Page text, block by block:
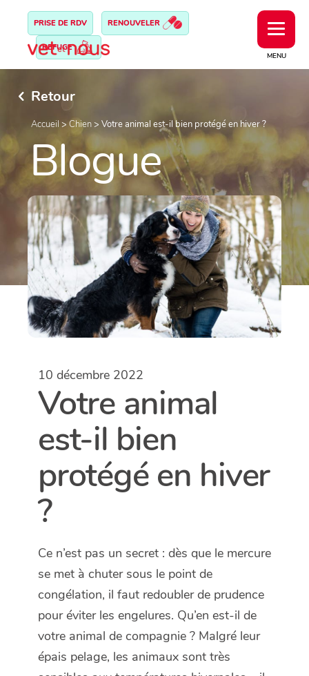
MENU
PRISE DE RDV RENOUVELER
REFUGE
Retour
Accueil >Chien > Votre animal est-il bien protégé en hiver ?
Blogue
10 décembre 2022
Votre animal
est-il bien
protégé en hiver
?
Ce n’est pas un secret : dès que le mercure
se met à chuter sous le point de
congélation, il faut redoubler de prudence
pour éviter les engelures. Qu’en est-il de
votre animal de compagnie ? Malgré leur
épais pelage, les animaux sont très